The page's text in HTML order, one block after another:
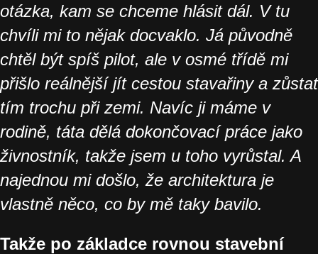
otázka, kam se chceme hlásit dál. V tu
chvíli mi to nějak docvaklo. Já původně
chtěl být spíš pilot, ale v osmé třídě mi
přišlo reálnější jít cestou stavařiny a zůstat
tím trochu při zemi. Navíc ji máme v
rodině, táta dělá dokončovací práce jako
živnostník, takže jsem u toho vyrůstal. A
najednou mi došlo, že architektura je
vlastně něco, co by mě taky bavilo.
Takže po základce rovnou stavební